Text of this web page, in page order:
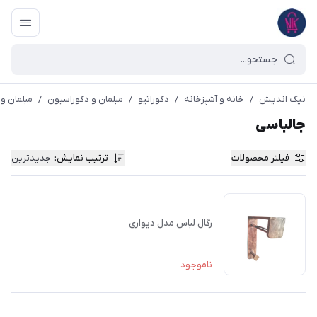
نیک اندیش / خانه و آشپزخانه / دکوراتیو / مبلمان و دکوراسیون / مبلمان
جالباسی
فیلتر محصولات ترتیب نمایش: جدیدترین
رگال لباس مدل دیواری
ناموجود